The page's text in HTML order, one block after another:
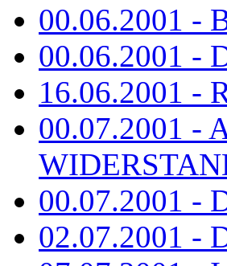
00.06.2001 -
00.06.2001 -
16.06.2001 -
00.07.2001 -
00.07.2001 -
02.07.2001 -